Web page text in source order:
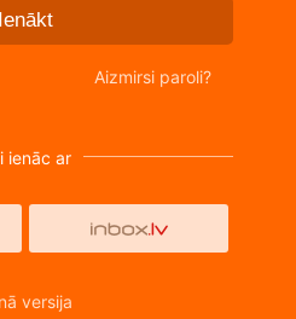
Ienākt
Aizmirsi paroli?
ienāc ar
versija